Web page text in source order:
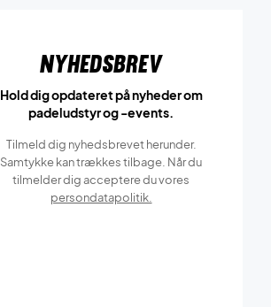
Nyhedsbrev
Hold dig opdateret på nyheder om
padeludstyr og -events.
Tilmeld dig nyhedsbrevet herunder.
Samtykke kan trækkes tilbage. Når du
tilmelder dig acceptere du vores
persondatapolitik.